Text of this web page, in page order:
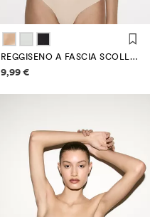
REGGISENO A FASCIA SCOLLATURA PROFONDA
Informazioni sui prezzi
9,99 €